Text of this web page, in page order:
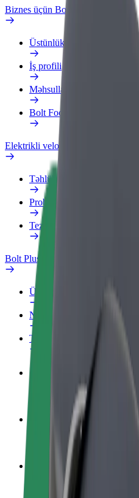
Biznes üçün Bolt
Üstünlüklər
İş profili
Məhsullar
Bolt Food for Business
Elektrikli velosipedlər
Təhlükəsizlik Laboratoriyası
Problemi bildir
Tez-tez verilən suallar
Bolt Plus
Üstünlüklər
Necə qoşulmalı?
Tez-tez verilən suallar
Öz şərtlərinizə uyğun olaraq
Kuryer kimi qoşul
Yemək çatdırın və həftəlik
Restoran və ya mağaza
Daha çox müştəri cəlb edin